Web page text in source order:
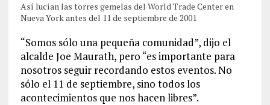
Así lucían las torres gemelas del World Trade Center en
Nueva York antes del 11 de septiembre de 2001
“Somos sólo una pequeña comunidad”, dijo el
alcalde Joe Maurath, pero “es importante para
nosotros seguir recordando estos eventos. No
sólo el 11 de septiembre, sino todos los
acontecimientos que nos hacen libres”.